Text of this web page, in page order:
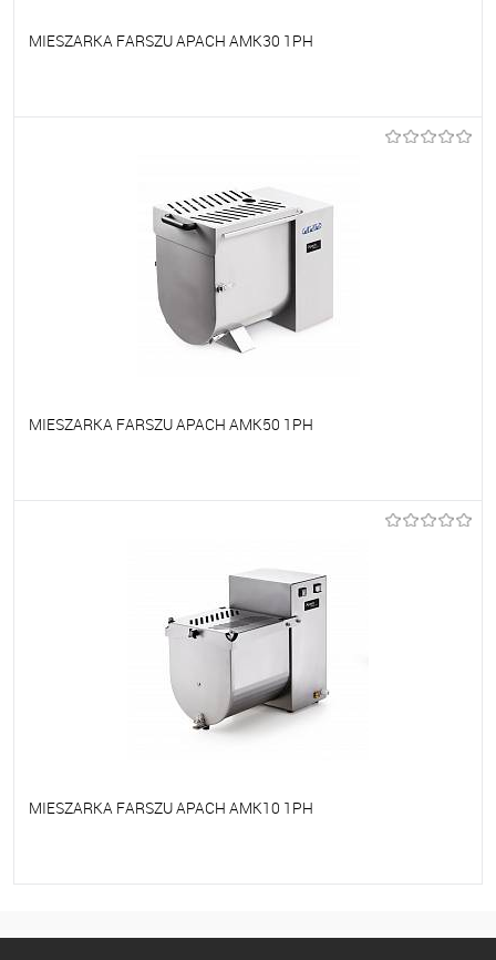
MIESZARKA FARSZU APACH AMK30 1PH
MIESZARKA FARSZU APACH AMK50 1PH
MIESZARKA FARSZU APACH AMK10 1PH